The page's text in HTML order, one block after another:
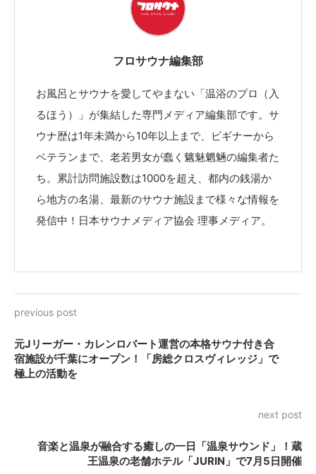
フロサウナ編集部
お風呂とサウナを愛してやまない「温浴のプロ（入
るほう）」が集結した専門メディア編集部です。サ
ウナ歴は1年未満から10年以上まで、ビギナーから
ベテランまで、老若男女が蠢く魑魅魍魎の編集者た
ち。累計訪問施設数は1000を超え、都内の銭湯か
ら地方の名湯、最新のサウナ施設まで様々な情報を
発信中！日本サウナメディア協会 理事メディア。
previous post
元Jリーガー・カレンロバート運営の本格サウナ付き合
宿施設が千葉にオープン！「房総クロスヴィレッジ」で
極上の活動を
next post
音楽と温泉が融合する癒しの一日「温泉サウンド」！蔵
王温泉の老舗ホテル「JURIN」で7月5日開催